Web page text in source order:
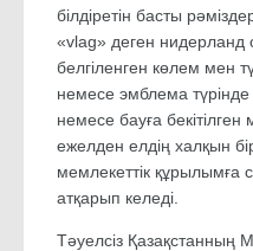
білдіретін басты
«vlag» деген нидерланд
белгіленген көлем мен
немесе эмблема түрінде
немесе бауға
ежелден елдің халқын
мемлекеттік құрылымға
атқарып келеді.
Тәуелсіз Қазақстанның